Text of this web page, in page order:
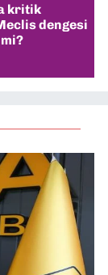
kritik
dengesi